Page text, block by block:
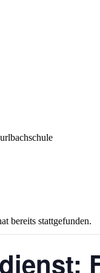
bereits stattgefunden.